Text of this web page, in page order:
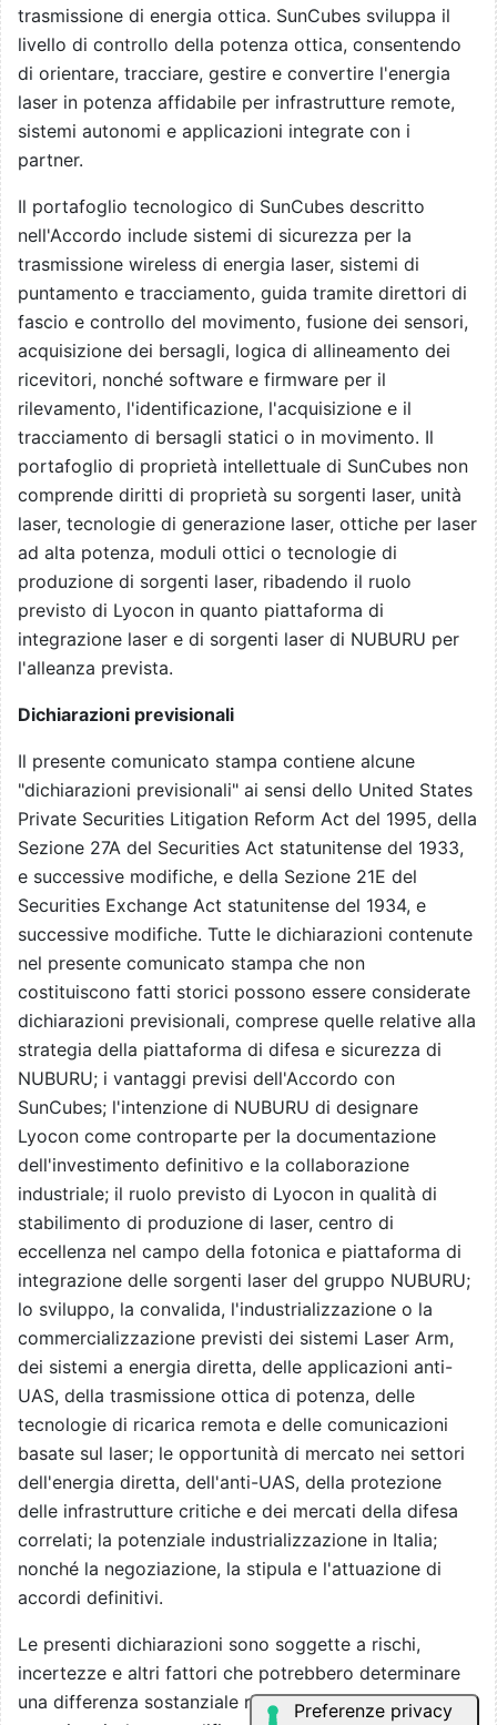
trasmissione di energia ottica. SunCubes sviluppa il
livello di controllo della potenza ottica, consentendo
di orientare, tracciare, gestire e convertire l'energia
laser in potenza affidabile per infrastrutture remote,
sistemi autonomi e applicazioni integrate con i
partner.
Il portafoglio tecnologico di SunCubes descritto
nell'Accordo include sistemi di sicurezza per la
trasmissione wireless di energia laser, sistemi di
puntamento e tracciamento, guida tramite direttori di
fascio e controllo del movimento, fusione dei sensori,
acquisizione dei bersagli, logica di allineamento dei
ricevitori, nonché software e firmware per il
rilevamento, l'identificazione, l'acquisizione e il
tracciamento di bersagli statici o in movimento. Il
portafoglio di proprietà intellettuale di SunCubes non
comprende diritti di proprietà su sorgenti laser, unità
laser, tecnologie di generazione laser, ottiche per laser
ad alta potenza, moduli ottici o tecnologie di
produzione di sorgenti laser, ribadendo il ruolo
previsto di Lyocon in quanto piattaforma di
integrazione laser e di sorgenti laser di NUBURU per
l'alleanza prevista.
Dichiarazioni previsionali
Il presente comunicato stampa contiene alcune
"dichiarazioni previsionali" ai sensi dello United States
Private Securities Litigation Reform Act del 1995, della
Sezione 27A del Securities Act statunitense del 1933,
e successive modifiche, e della Sezione 21E del
Securities Exchange Act statunitense del 1934, e
successive modifiche. Tutte le dichiarazioni contenute
nel presente comunicato stampa che non
costituiscono fatti storici possono essere considerate
dichiarazioni previsionali, comprese quelle relative alla
strategia della piattaforma di difesa e sicurezza di
NUBURU; i vantaggi previsi dell'Accordo con
SunCubes; l'intenzione di NUBURU di designare
Lyocon come controparte per la documentazione
dell'investimento definitivo e la collaborazione
industriale; il ruolo previsto di Lyocon in qualità di
stabilimento di produzione di laser, centro di
eccellenza nel campo della fotonica e piattaforma di
integrazione delle sorgenti laser del gruppo NUBURU;
lo sviluppo, la convalida, l'industrializzazione o la
commercializzazione previsti dei sistemi Laser Arm,
dei sistemi a energia diretta, delle applicazioni anti-
UAS, della trasmissione ottica di potenza, delle
tecnologie di ricarica remota e delle comunicazioni
basate sul laser; le opportunità di mercato nei settori
dell'energia diretta, dell'anti-UAS, della protezione
delle infrastrutture critiche e dei mercati della difesa
correlati; la potenziale industrializzazione in Italia;
nonché la negoziazione, la stipula e l'attuazione di
accordi definitivi.
Le presenti dichiarazioni sono soggette a rischi,
incertezze e altri fattori che potrebbero determinare
una differenza sostanziale rispetto ai risultati effettivi,